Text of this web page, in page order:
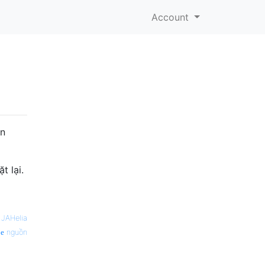
Account
lại.
JAHelia
nguồn